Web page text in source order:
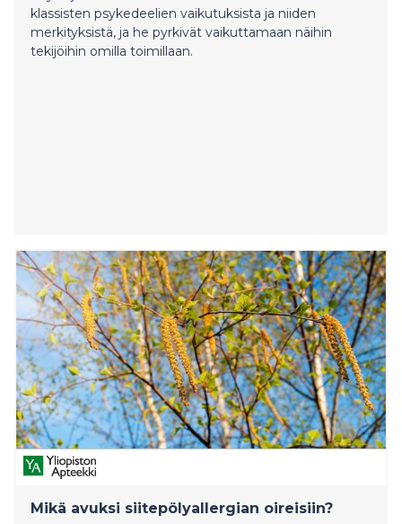
klassisten psykedeelien vaikutuksista ja niiden
merkityksistä, ja he pyrkivät vaikuttamaan näihin
tekijöihin omilla toimillaan.
Mikä avuksi siitepölyallergian oireisiin?